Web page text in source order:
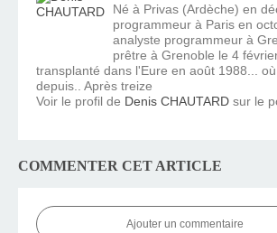
Né à Privas (Ardèche) en
programmeur à Paris en
analyste programmeur à
prêtre à Grenoble le 4
transplanté dans l'Eure en août 1988...
depuis.. Après treize
Voir le profil de Denis CHAUTARD sur le
COMMENTER CET ARTICLE
Ajouter un commentaire